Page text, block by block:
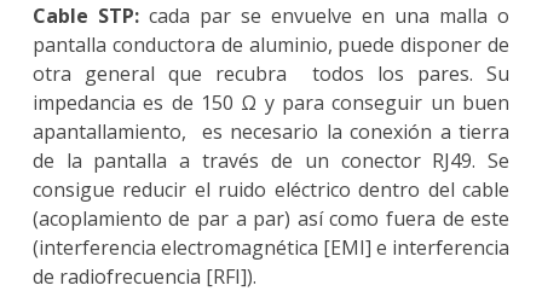
Cable STP:cada par se envuelve en una malla o
pantalla conductora de aluminio, puede disponer de
otra general que recubra todos los pares. Su
impedancia es de 150 Ω y para conseguir un buen
apantallamiento, es necesario la conexión a tierra
de la pantalla a través de un conector RJ49. Se
consigue reducir el ruido eléctrico dentro del cable
(acoplamiento de par a par) así como fuera de este
(interferencia electromagnética [EMI] e interferencia
de radiofrecuencia [RFI]).